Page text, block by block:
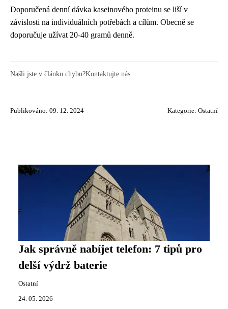
Doporučená denní dávka kaseinového proteinu se liší v
závislosti na individuálních potřebách a cílům. Obecně se
doporučuje užívat 20-40 gramů denně.
Našli jste v článku chybu?Kontaktujte nás
Publikováno: 09. 12. 2024 Kategorie: Ostatní
Jak správně nabíjet telefon: 7 tipů pro
delší výdrž baterie
Ostatní
24. 05. 2026